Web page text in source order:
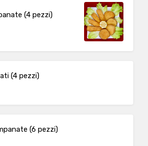
(4 pezzi)
(4 pezzi)
(6 pezzi)